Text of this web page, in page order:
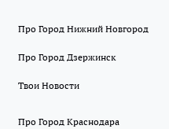
Про Город Нижний Новгород
Про Город Дзержинск
Твои Новости
Про Город Краснодара